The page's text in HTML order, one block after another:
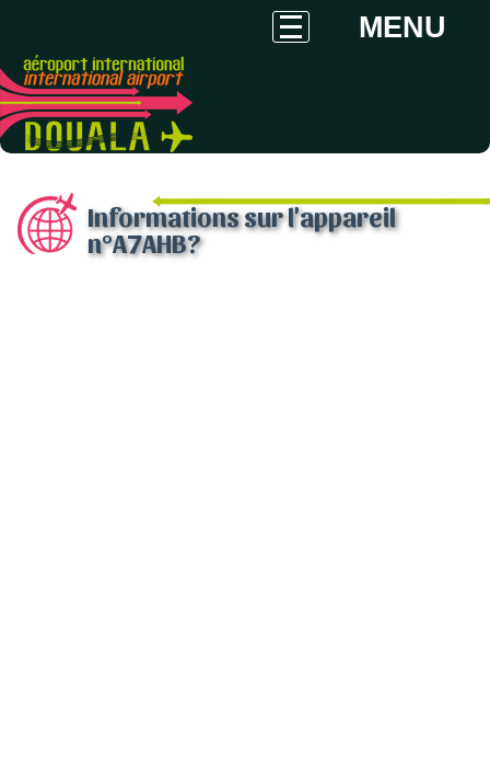
MENU
Informations sur l'appareil
n°A7AHB?